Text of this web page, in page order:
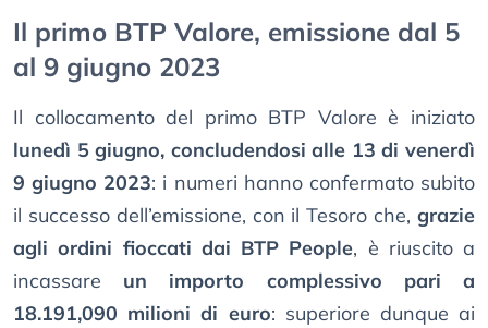
Il primo BTP Valore, emissione dal 5
al 9 giugno 2023
Il collocamento del primo BTP Valore è iniziato
lunedì 5 giugno, concludendosi alle 13 di venerdì
9 giugno 2023: i numeri hanno confermato subito
il successo dell’emissione, con il Tesoro che, grazie
agli ordini fioccati dai BTP People, è riuscito a
incassare un importo complessivo pari a
18.191,090 milioni di euro: superiore dunque ai